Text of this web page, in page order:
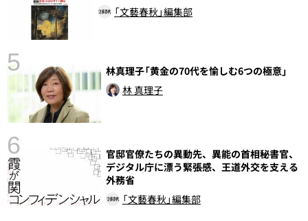
「文藝春秋」編集部
5
林真理子「黄金の70代を愉しむ6つの極意」
林 真理子
6
官邸官僚たちの異動先、異能の首相秘書官、
デジタル庁に漂う緊張感、王道外交を支える
外務省
「文藝春秋」編集部